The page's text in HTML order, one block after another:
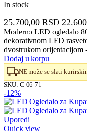
In stock
25.700,00RSD
cena
je
bila:
Moderno LED ogledalo
dekorativnom LED
dvostrukom orijentacijom
Dodaj u korpu
NE može se slati
SKU: C-06-71
-12%
Uporedi
Quick view